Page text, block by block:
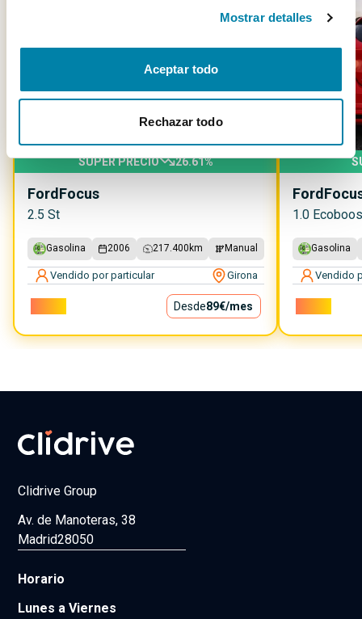
Mostrar detalles
Aceptar todo
Rechazar todo
2901€
SUPER PRECIO 26.61%
FordFocus
2.5 St
Gasolina 2006 217.400 km Manual
Vendido por particular Girona
Desde89€/mes
Ford
1.0
Gasolina
Vendido
Clidrive Group
Av. de Manoteras, 38
Madrid28050
Horario
Lunes a Viernes